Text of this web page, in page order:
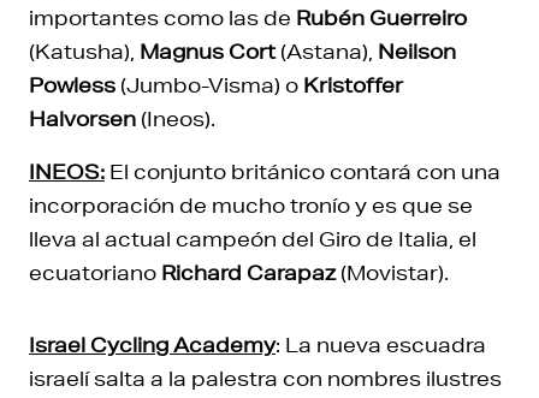
importantes como las de Rubén Guerreiro
(Katusha), Magnus Cort(Astana), Neilson
Powless (Jumbo-Visma) o Kristoffer
Halvorsen (Ineos).
INEOS: El conjunto británico contará con una
incorporación de mucho tronío y es que se
lleva al actual campeón del Giro de Italia, el
ecuatoriano Richard Carapaz(Movistar).
Israel Cycling Academy: La nueva escuadra
israelí salta a la palestra con nombres ilustres